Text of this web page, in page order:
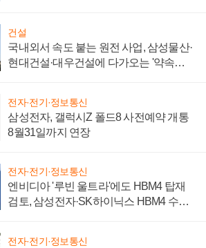
건설
국내외서 속도 붙는 원전 사업, 삼성물산·
현대건설·대우건설에 다가오는 '약속의
전자·전기·정보통신
삼성전자, 갤럭시Z 폴드8 사전예약 개통
8월31일까지 연장
전자·전기·정보통신
엔비디아 '루빈 울트라'에도 HBM4 탑재
검토, 삼성전자·SK하이닉스 HBM4 수율
전자·전기·정보통신